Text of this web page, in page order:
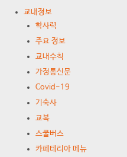
교내정보
학사력
주요 정보
교내수칙
가정통신문
Covid-19
기숙사
교복
스쿨버스
카페테리아 메뉴